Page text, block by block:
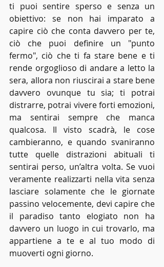
ti puoi sentire sperso e senza un
obiettivo: se non hai imparato a
capire ciò che conta davvero per te,
ciò che puoi definire un "punto
fermo", ciò che ti fa stare bene e ti
rende orgoglioso di andare a letto la
sera, allora non riuscirai a stare bene
davvero ovunque tu sia; ti potrai
distrarre, potrai vivere forti emozioni,
ma sentirai sempre che manca
qualcosa. Il visto scadrà, le cose
cambieranno, e quando svaniranno
tutte quelle distrazioni abituali ti
sentirai perso, un’altra volta. Se vuoi
veramente realizzarti nella vita senza
lasciare solamente che le giornate
passino velocemente, devi capire che
il paradiso tanto elogiato non ha
davvero un luogo in cui trovarlo, ma
appartiene a te e al tuo modo di
muoverti ogni giorno.